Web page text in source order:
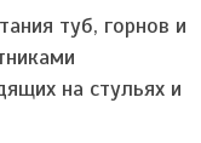
туб, горнов и
на стульях и